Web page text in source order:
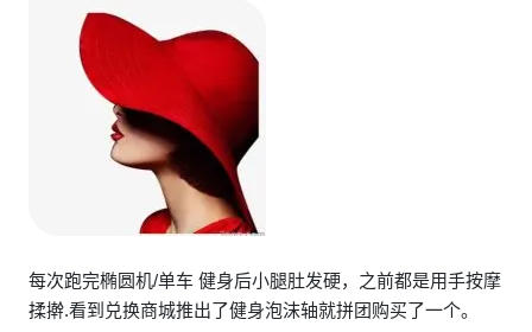
每次跑完椭圆机/单车 健身后小腿肚发硬，之前都是用手按摩
揉擀.看到兑换商城推出了健身泡沫轴就拼团购买了一个。